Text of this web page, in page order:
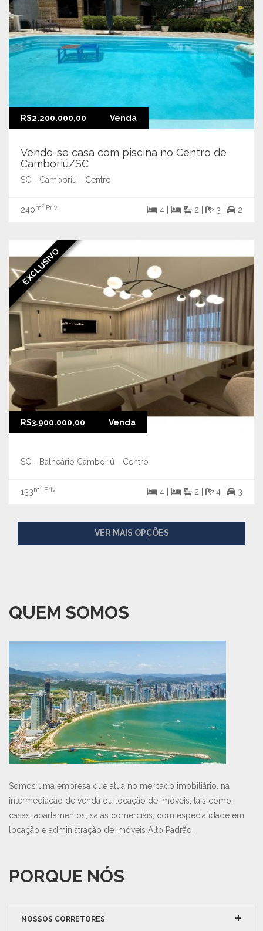
R$2.200.000,00 Venda
Vende-se casa com piscina no Centro de
Camboriú/SC
SC - Camboriú - Centro
240m² Priv. 4 | 2 | 3 | 2
EXCLUSIVO
R$3.900.000,00 Venda
SC - Balneário Camboriú - Centro
133m² Priv. 4 | 2 | 4 | 3
VER MAIS OPÇÕES
QUEM SOMOS
Somos uma empresa que atua no mercado imobiliário, na
intermediação de venda ou locação de imóveis, tais como,
casas, apartamentos, salas comerciais, com especialidade em
locação e administração de imóveis Alto Padrão.
PORQUE NÓS
NOSSOS CORRETORES